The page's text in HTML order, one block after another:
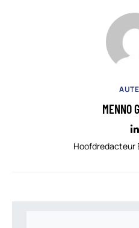
MENNO
Hoofdredacteur